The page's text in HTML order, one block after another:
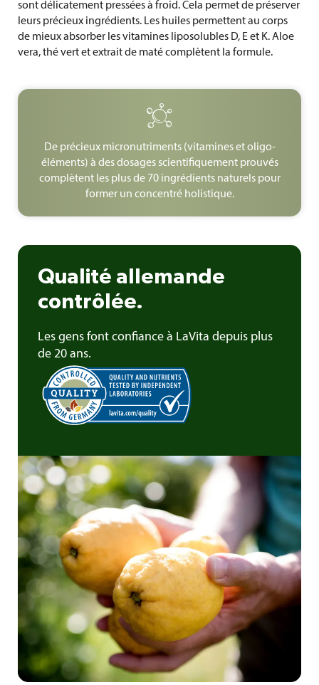
sont délicatement pressées à froid. Cela permet de préserver
leurs précieux ingrédients. Les huiles permettent au corps
de mieux absorber les vitamines liposolubles D, E et K. Aloe
vera, thé vert et extrait de maté complètent la formule.

De précieux micronutriments (vitamines et oligo-
éléments) à des dosages scientifiquement prouvés
complètent les plus de 70 ingrédients naturels pour
former un concentré holistique.
Qualité allemande
contrôlée.
Les gens font confiance à LaVita depuis plus
de 20 ans.